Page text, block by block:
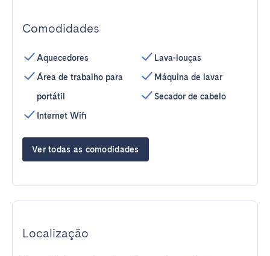
Comodidades
Aquecedores
Área de trabalho para
portátil
Internet Wifi
Lava-louças
Máquina de lavar
Secador de cabelo
Ver todas as comodidades
Localização